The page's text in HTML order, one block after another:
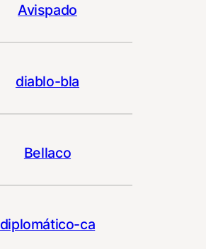
Avispado
diablo-bla
Bellaco
diplomático-ca